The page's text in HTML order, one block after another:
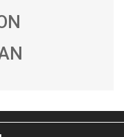
ve diğer
öneri formunu